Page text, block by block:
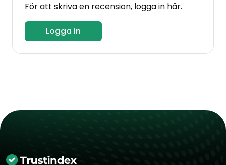
För att skriva en recension, logga in här.
Logga in